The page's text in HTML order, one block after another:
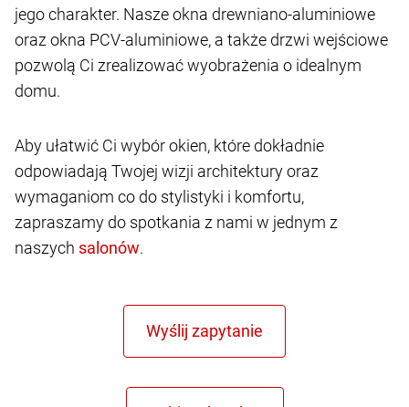
jego charakter. Nasze okna drewniano-aluminiowe
oraz okna PCV-aluminiowe, a także drzwi wejściowe
pozwolą Ci zrealizować wyobrażenia o idealnym
domu.
Aby ułatwić Ci wybór okien, które dokładnie
odpowiadają Twojej wizji architektury oraz
wymaganiom co do stylistyki i komfortu,
zapraszamy do spotkania z nami w jednym z
naszych
.